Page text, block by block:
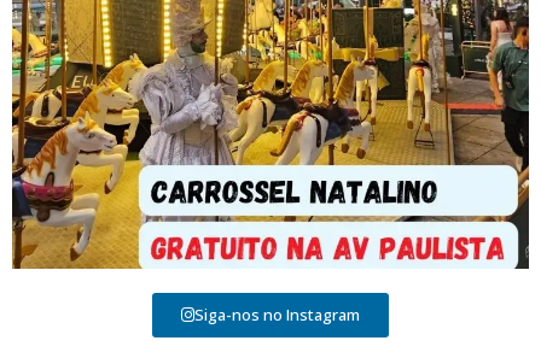
Siga-nos no Instagram